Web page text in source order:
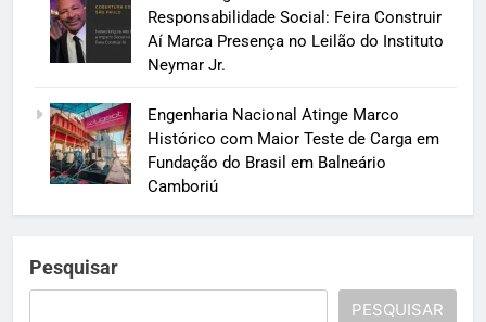
Responsabilidade Social: Feira Construir
Aí Marca Presença no Leilão do Instituto
Neymar Jr.
Engenharia Nacional Atinge Marco
Histórico com Maior Teste de Carga em
Fundação do Brasil em Balneário
Camboriú
Pesquisar
PESQUISAR